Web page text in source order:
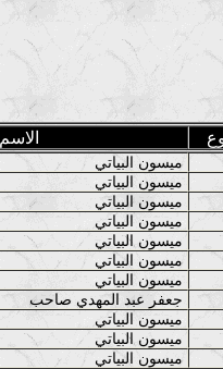
الاسم
ميسون البياتي
ميسون البياتي
ميسون البياتي